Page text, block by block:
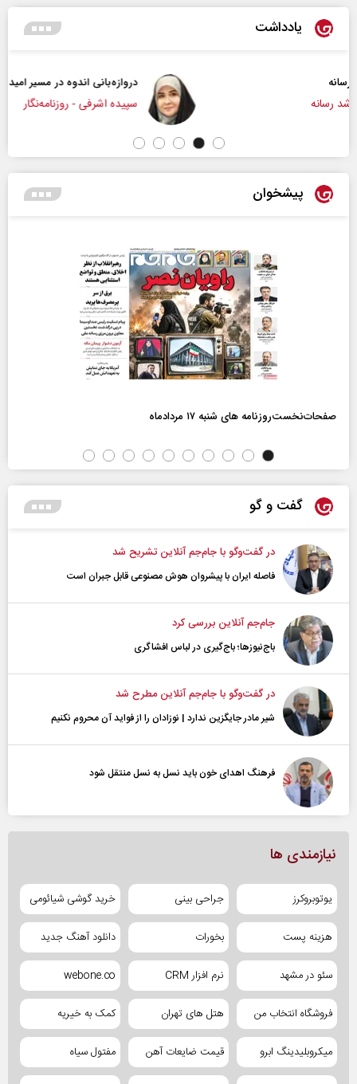
یادداشت
دروازه‌بانی اندوه در مسیر امید
سپیده اشرفی - روزنامه‌نگار
پیشخوان
صفحات‌نخست‌روزنامه ها‌ی شنبه ۱۷ مردادماه
گفت و گو
در گفت‌و‌گو با جام‌جم آنلاین تشریح شد
فاصله ایران با پیشرو‌ان هوش مصنوعی قابل جبران است
جام‌جم آنلاین بررسی کرد
باج‌نیوزها؛ باج‌گیری در لباس افشاگری
در گفت‌و‌گو با جام‌جم آنلاین مطرح شد
شیر مادر جایگزین ندارد | نوزادان را از فواید آن محروم نکنیم
فرهنگ اهدای خون باید نسل به نسل منتقل شود
نیازمندی ها
یوتوبروکرز جراحی بینی خرید گوشی شیائومی
هزینه پست بخورات دانلود آهنگ جدید
سئو در مشهد نرم افزار CRM webone.co
فروشگاه انتخاب من هتل های تهران کمک به خیریه
میکروبلیدینگ ابرو قیمت ضایعات آهن مفتول سیاه